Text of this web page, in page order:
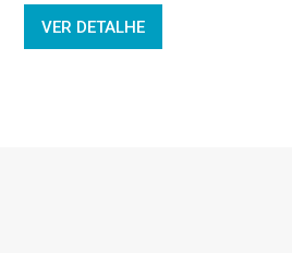
VER DETALHE